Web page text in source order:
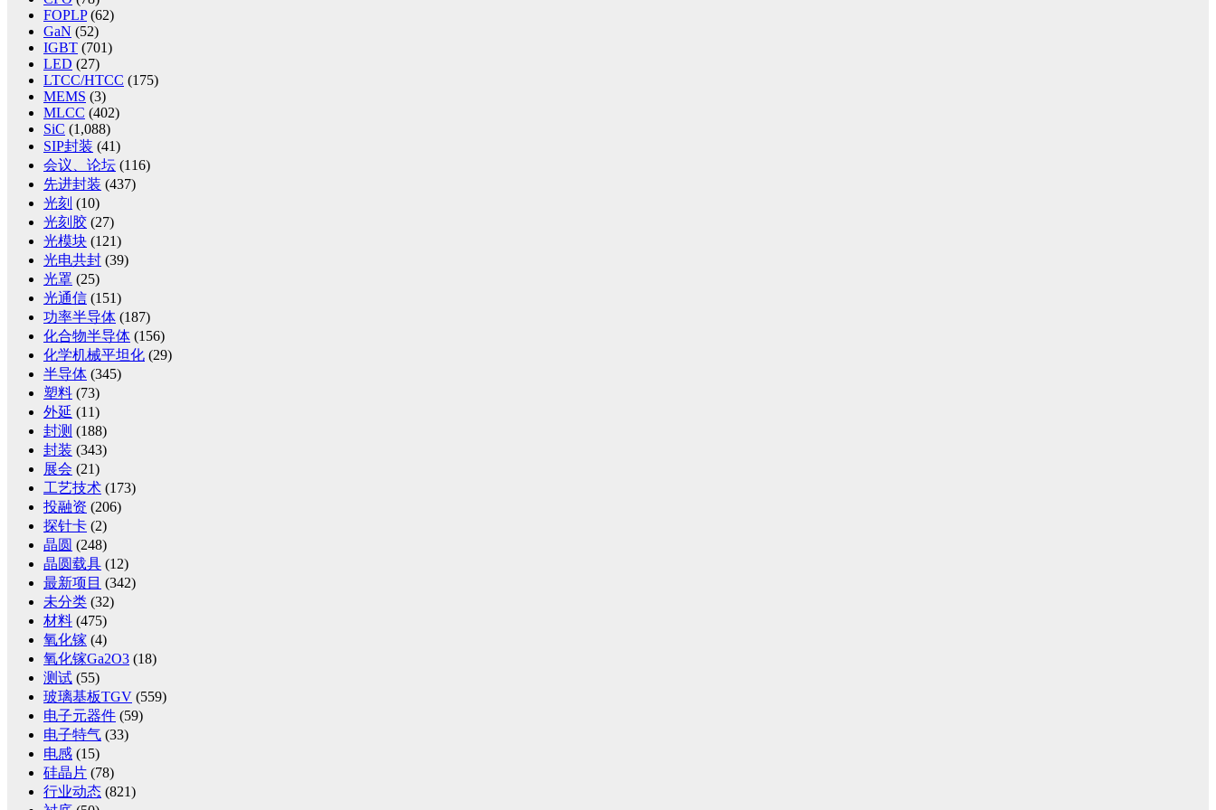
FOPLP(62)
GaN (52)
IGBT (701)
LED (27)
LTCC/HTCC (175)
MEMS (3)
MLCC (402)
SiC (1,088)
SIP封装 (41)
会议、论坛 (116)
先进封装 (437)
光刻 (10)
光刻胶 (27)
光模块 (121)
光电共封 (39)
光罩 (25)
光通信 (151)
功率半导体 (187)
化合物半导体 (156)
化学机械平坦化 (29)
半导体 (345)
塑料 (73)
外延 (11)
封测 (188)
封装 (343)
展会 (21)
工艺技术 (173)
投融资 (206)
探针卡 (2)
晶圆 (248)
晶圆载具 (12)
最新项目 (342)
未分类 (32)
材料 (475)
氧化镓 (4)
氧化镓Ga2O3 (18)
测试 (55)
玻璃基板TGV (559)
电子元器件 (59)
电子特气 (33)
电感 (15)
硅晶片 (78)
行业动态 (821)